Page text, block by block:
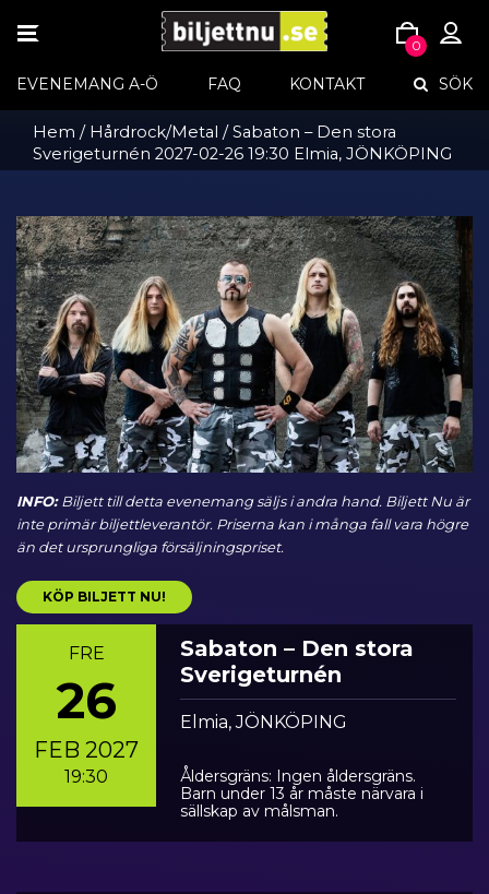
to
content
TOGGLE
0
EVENEMANG A-Ö FAQ KONTAKT SÖK
Hem / Hårdrock/Metal / Sabaton – Den stora
Sverigeturnén 2027-02-26 19:30 Elmia, JÖNKÖPING
INFO:Biljett till detta evenemang säljs i andra hand. Biljett Nu är
inte primär biljettleverantör. Priserna kan i många fall vara högre
än det ursprungliga försäljningspriset.
KÖP BILJETT NU!
FRE
26
FEB 2027
19:30
Sabaton – Den stora
Sverigeturnén
Elmia, JÖNKÖPING
Åldersgräns: Ingen åldersgräns.
Barn under 13 år måste närvara i
sällskap av målsman.